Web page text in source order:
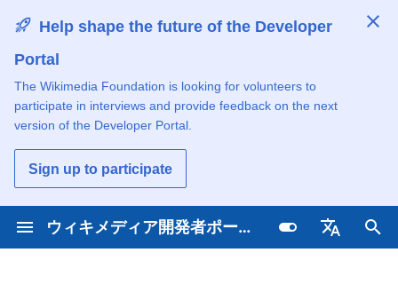
Help shape the future of the Developer
Portal
The Wikimedia Foundation is looking for volunteers to
participate in interviews and provide feedback on the next
version of the Developer Portal.
Sign up to participate
ウィキメディア開発者ポータル
検
索
キ
ー
ワ
ド
Learn about Wikimedia
Understand the
development process
チュートリアルで学ぶ
Explore featured apps
チュートリアルで学ぶ
Use wiki content
Access open data
ツールの発見と共有
始める
チュートリアルで学ぶ
APIとデータソースを使用す
貢献の仕組みを学ぶ
トピック単位で投稿
プログラミング言語による貢
献
行動規範を知る
コミュニケーションの手段
コードのメンテナーや管理者
を探す